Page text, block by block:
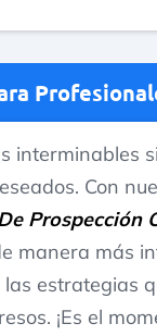
interminables
Con
Prospección
manera más
estrategias
¡Es el